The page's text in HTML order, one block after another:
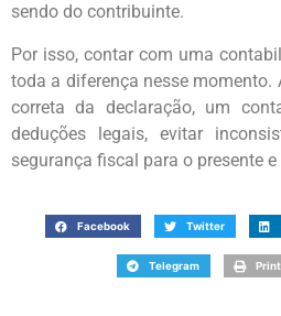
sendo do contribuinte.
Por isso, contar com uma
toda a diferença nesse momento.
correta da declaração, um
deduções legais, evitar
segurança fiscal para o presente
Facebook Twitter
Telegram Print